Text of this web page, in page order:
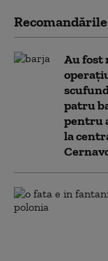
Au fost
patru
pentru
la